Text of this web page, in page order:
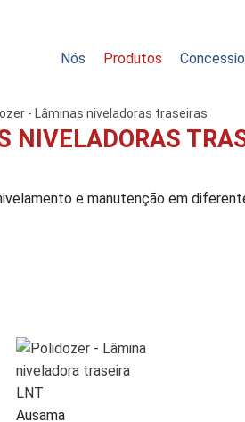
Nós Produtos
- Lâminas niveladoras traseiras
NIVELADORAS
e manutenção em
LNT
Ausama